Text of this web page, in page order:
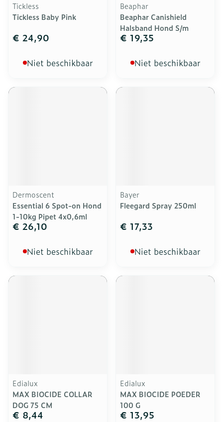
Tickless
Tickless Baby Pink
€ 24,90
Niet beschikbaar
Beaphar
Beaphar Canishield
Halsband Hond S/m
€ 19,35
Niet beschikbaar
Dermoscent
Essential 6 Spot-on Hond
1-10kg Pipet 4x0,6ml
€ 26,10
Niet beschikbaar
Bayer
Fleegard Spray 250ml
€ 17,33
Niet beschikbaar
Edialux
MAX BIOCIDE COLLAR
DOG 75 CM
€ 8,44
Edialux
MAX BIOCIDE POEDER
100 G
€ 13,95